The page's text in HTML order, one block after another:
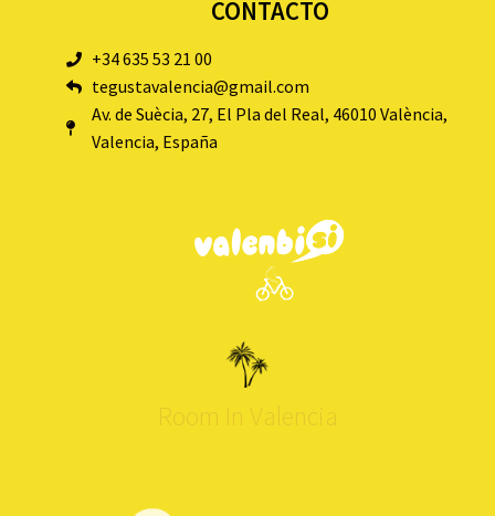
CONTACTO
+34 635 53 21 00
tegustavalencia@gmail.com
Av. de Suècia, 27, El Pla del Real, 46010 València,
Valencia, España
Room In Valencia